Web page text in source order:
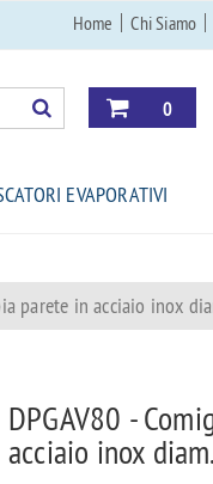
Home Chi Siamo
0
EVAPORATIVI
parete in acciaio inox
DPGAV80 -
acciaio inox